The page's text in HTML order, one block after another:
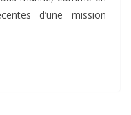
d’une mission